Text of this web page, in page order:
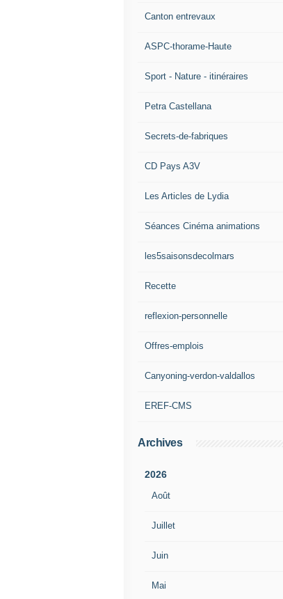
Canton entrevaux
ASPC-thorame-Haute
Sport - Nature - itinéraires
Petra Castellana
Secrets-de-fabriques
CD Pays A3V
Les Articles de Lydia
Séances Cinéma animations
les5saisonsdecolmars
Recette
reflexion-personnelle
Offres-emplois
Canyoning-verdon-valdallos
EREF-CMS
Archives
2026
Août
Juillet
Juin
Mai